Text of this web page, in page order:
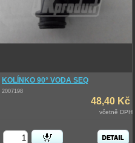
KOLÍNKO 90° VODA SEQ
2007198
48,40 Kč
včetně DPH